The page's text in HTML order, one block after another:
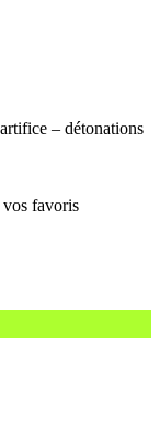
– détonations